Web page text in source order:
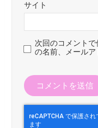
サイト
次回のコメント
の名前、メールア